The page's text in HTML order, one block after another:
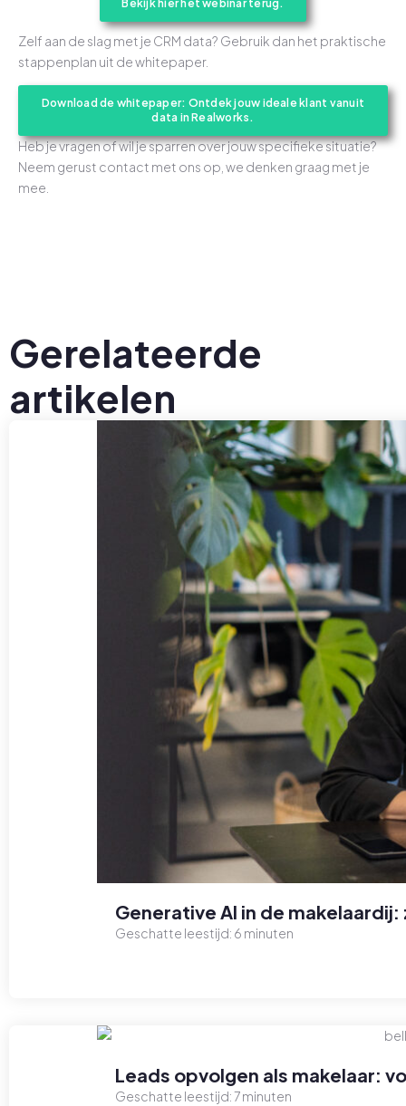
Bekijk hier het webinar terug.
Zelf aan de slag met je CRM data? Gebruik dan het praktische
stappenplan uit de whitepaper.
Download de whitepaper: Ontdek jouw ideale klant vanuit
data in Realworks.
Heb je vragen of wil je sparren over jouw specifieke situatie?
Neem gerust contact met ons op, we denken graag met je
mee.
Gerelateerde
artikelen
Generative AI in de
Geschatte leestijd: 6 minuten
Leads opvolgen als makelaar:
Geschatte leestijd:7minuten